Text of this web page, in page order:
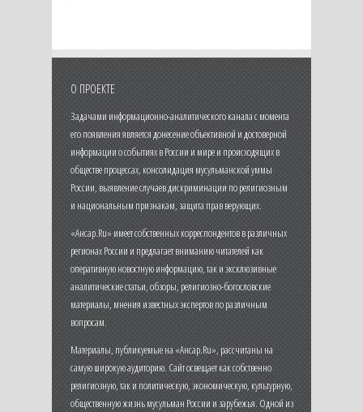
О ПРОЕКТЕ
Задачами информационно-аналитического канала с момента
его появления является донесение объективной и достоверной
информации о событиях в России и мире и происходящих в
обществе процессах, консолидация мусульманской уммы
России, выявление случаев дискриминации по религиозным
и национальным признакам, защита прав верующих.
«Ансар.Ru» имеет собственных корреспондентов в различных
регионах России и предлагает вниманию читателей как
оперативную новостную информацию, так и эксклюзивные
аналитические статьи, обзоры, религиозно-богословские
материалы, мнения известных экспертов по различным
вопросам.
Материалы, публикуемые на «Ансар.Ru», рассчитаны на
самую широкую аудиторию. Сайт освещает как собственно
религиозную, так и политическую, экономическую, культурную,
общественную жизнь мусульман России и зарубежья. Одной из